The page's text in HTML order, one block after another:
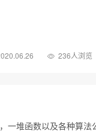
236人浏览
一堆函数以及各种算